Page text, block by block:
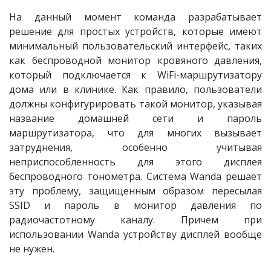
На данный момент команда разрабатывает
решение для простых устройств, которые имеют
минимальный пользовательский интерфейс, таких
как беспроводной монитор кровяного давления,
который подключается к WiFi-маршрутизатору
дома или в клинике. Как правило, пользователи
должны конфигурировать такой монитор, указывая
название домашней сети и пароль
маршрутизатора, что для многих вызывает
затруднения, особенно учитывая
неприспособленность для этого дисплея
беспроводного тонометра. Система Wanda решает
эту проблему, защищенным образом пересылая
SSID и пароль в монитор давления по
радиочастотному каналу. Причем при
использовании Wanda устройству дисплей вообще
не нужен.